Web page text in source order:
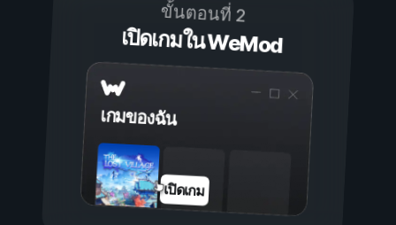
ขั้นตอนที่ 2
เปิดเกมใน WeMod
เกมของฉัน
เปิดเกม